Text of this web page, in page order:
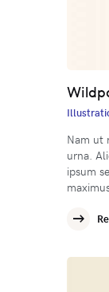
Nam ut
urna.
ipsum